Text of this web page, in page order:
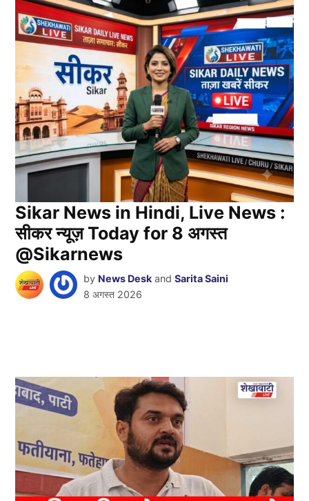
Sikar News in Hindi, Live News :
सीकर न्यूज़ Today for 8 अगस्त
@Sikarnews
by News Desk andSarita Saini
8 अगस्त 2026